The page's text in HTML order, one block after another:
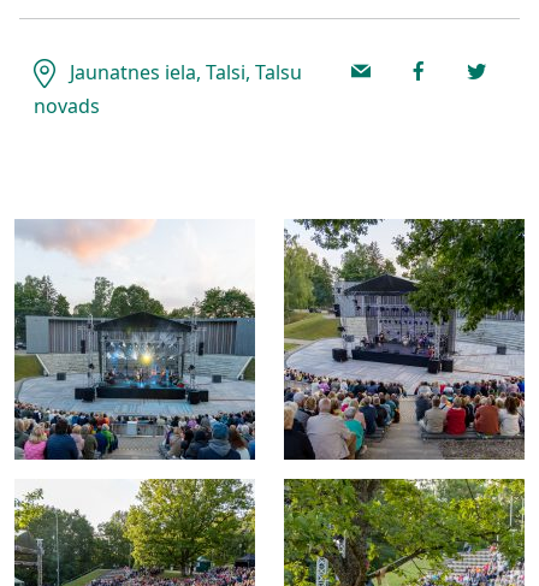
Jaunatnes iela, Talsi, Talsu
novads